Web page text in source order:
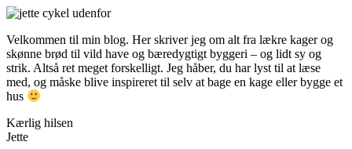
Velkommen til min blog. Her skriver jeg om alt fra lækre kager og
skønne brød til vild have og bæredygtigt byggeri – og lidt sy og
strik. Altså ret meget forskelligt. Jeg håber, du har lyst til at læse
med, og måske blive inspireret til selv at bage en kage eller bygge et
hus
Kærlig hilsen
Jette